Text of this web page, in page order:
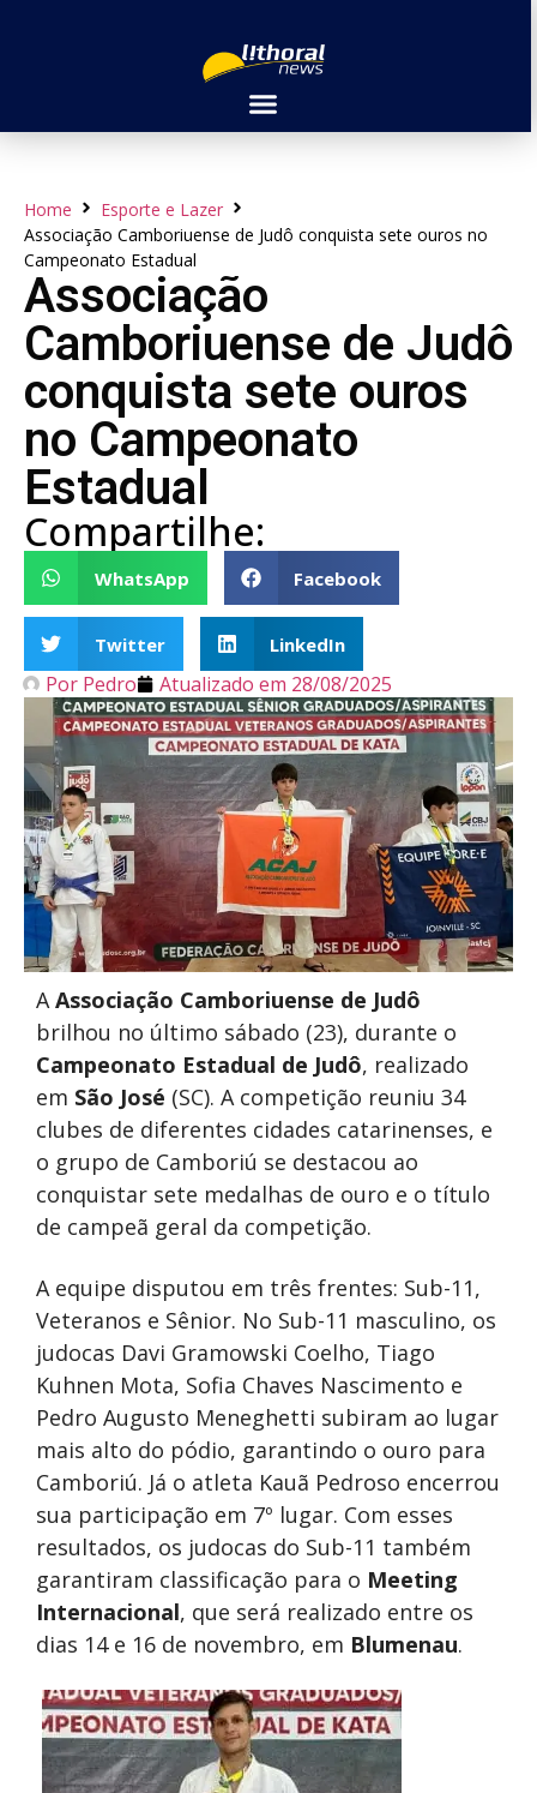
Home
Esporte e Lazer
Associação Camboriuense de Judô conquista sete ouros no
Campeonato Estadual
Associação
Camboriuense de Judô
conquista sete ouros
no Campeonato
Estadual
Compartilhe:
WhatsApp Facebook
Twitter LinkedIn
Por Pedro Atualizado em 28/08/2025
AAssociação Camboriuense de Judô
brilhou no último sábado (23), durante o
Campeonato Estadual de Judô, realizado
em São José (SC). A competição reuniu 34
clubes de diferentes cidades catarinenses, e
o grupo de Camboriú se destacou ao
conquistar sete medalhas de ouro e o título
de campeã geral da competição.
A equipe disputou em três frentes: Sub-11,
Veteranos e Sênior. No Sub-11 masculino, os
judocas Davi Gramowski Coelho, Tiago
Kuhnen Mota, Sofia Chaves Nascimento e
Pedro Augusto Meneghetti subiram ao lugar
mais alto do pódio, garantindo o ouro para
Camboriú. Já o atleta Kauã Pedroso encerrou
sua participação em 7º lugar. Com esses
resultados, os judocas do Sub-11 também
garantiram classificação para o Meeting
Internacional, que será realizado entre os
dias 14 e 16 de novembro, em Blumenau.